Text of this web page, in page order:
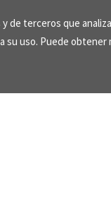
de terceros que
su uso. Puede